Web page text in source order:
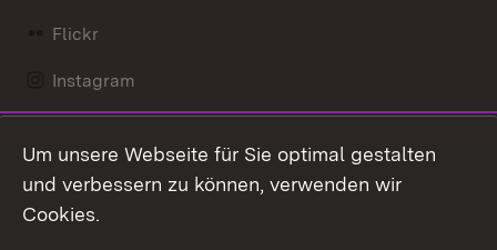
Flickr
Instagram
Mastodon
Messenger
Um unsere Webseite für Sie optimal gestalten
und verbessern zu können, verwenden wir
Cookies.